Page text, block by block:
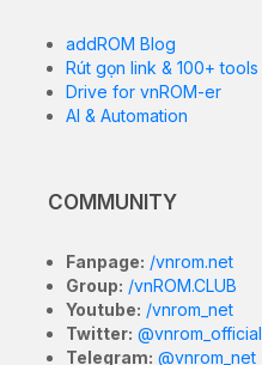
addROM Blog
Rút gọn link & 100+ tools
Drive for vnROM-er
AI & Automation
COMMUNITY
Fanpage: /vnrom.net
Group: /vnROM.CLUB
Youtube: /vnrom_net
Twitter: @vnrom_official
Telegram: @vnrom_net